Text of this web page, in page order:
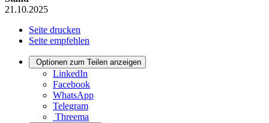
21.10.2025
Seite drucken
Seite empfehlen
Optionen zum Teilen anzeigen
LinkedIn
Facebook
WhatsApp
Telegram
Threema